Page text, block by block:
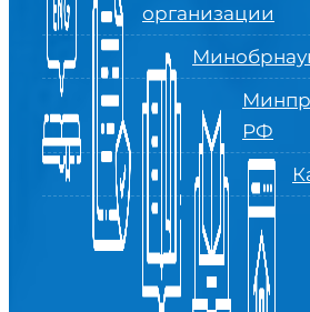
организации
РФ